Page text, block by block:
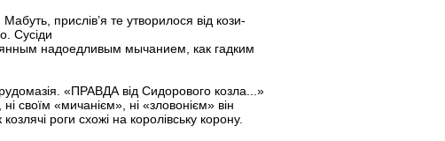
прислів’я те утворилося від кози-
Сусіди
надоедливым мычанием, как гадким
«ПРАВДА від Сидорового козла...»
«мичанієм», ні «зловонієм» він
роги схожі на королівську корону.